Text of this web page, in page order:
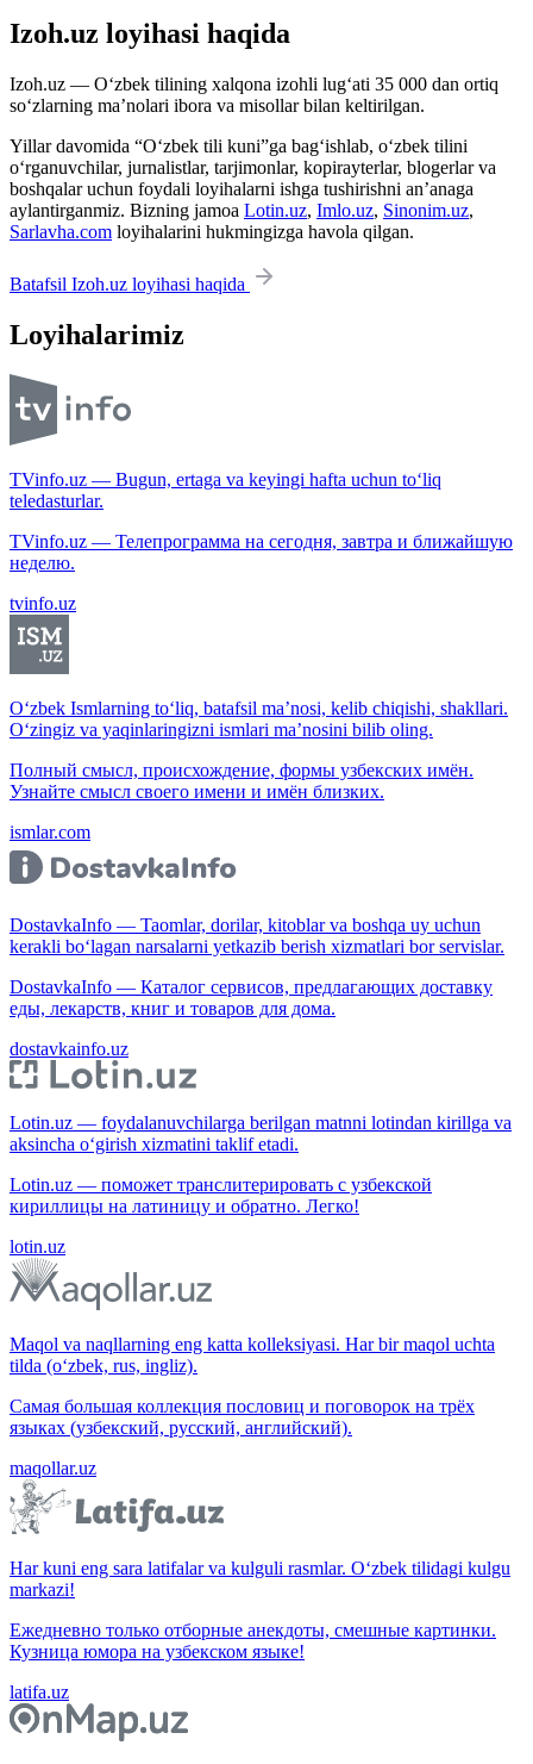
Izoh.uz loyihasi haqida
Izoh.uz — O‘zbek tilining xalqona izohli lug‘ati 35 000 dan ortiq
so‘zlarning ma’nolari ibora va misollar bilan keltirilgan.
Yillar davomida “O‘zbek tili kuni”ga bag‘ishlab, o‘zbek tilini
o‘rganuvchilar, jurnalistlar, tarjimonlar, kopirayterlar, blogerlar va
boshqalar uchun foydali loyihalarni ishga tushirishni an’anaga
aylantirganmiz. Bizning jamoa Lotin.uz, Imlo.uz, Sinonim.uz,
Sarlavha.com loyihalarini hukmingizga havola qilgan.
Batafsil Izoh.uz loyihasi haqida
Loyihalarimiz
TVinfo.uz — Bugun, ertaga va keyingi hafta uchun to‘liq
teledasturlar.
TVinfo.uz — Телепрограмма на сегодня, завтра и ближайшую
неделю.
tvinfo.uz
O‘zbek Ismlarning to‘liq, batafsil ma’nosi, kelib chiqishi, shakllari.
O‘zingiz va yaqinlaringizni ismlari ma’nosini bilib oling.
Полный смысл, происхождение, формы узбекских имён.
Узнайте смысл своего имени и имён близких.
ismlar.com
DostavkaInfo — Taomlar, dorilar, kitoblar va boshqa uy uchun
kerakli bo‘lagan narsalarni yetkazib berish xizmatlari bor servislar.
DostavkaInfo — Каталог сервисов, предлагающих доставку
еды, лекарств, книг и товаров для дома.
dostavkainfo.uz
Lotin.uz — foydalanuvchilarga berilgan matnni lotindan kirillga va
aksincha o‘girish xizmatini taklif etadi.
Lotin.uz — поможет транслитерировать с узбекской
кириллицы на латиницу и обратно. Легко!
lotin.uz
Maqol va naqllarning eng katta kolleksiyasi. Har bir maqol uchta
tilda (o‘zbek, rus, ingliz).
Самая большая коллекция пословиц и поговорок на трёх
языках (узбекский, русский, английский).
maqollar.uz
Har kuni eng sara latifalar va kulguli rasmlar. O‘zbek tilidagi kulgu
markazi!
Ежедневно только отборные анекдоты, смешные картинки.
Кузница юмора на узбекском языке!
latifa.uz